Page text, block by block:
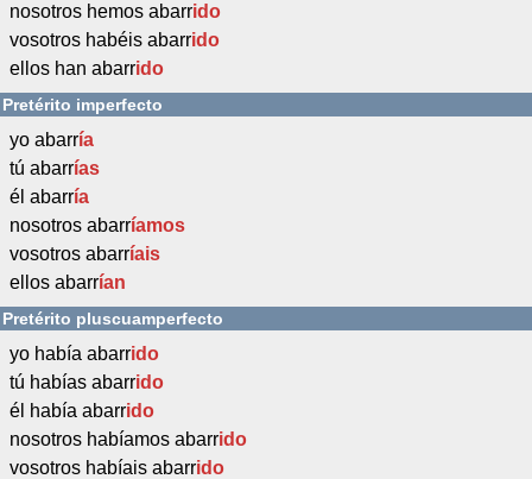
nosotros hemos abarrido
vosotros habéis abarrido
ellos han abarrido
Pretérito imperfecto
yo abarría
tú abarrías
él abarría
nosotros abarríamos
vosotros abarríais
ellos abarrían
Pretérito pluscuamperfecto
yo había abarrido
tú habías abarrido
él había abarrido
nosotros habíamos abarrido
vosotros habíais abarrido